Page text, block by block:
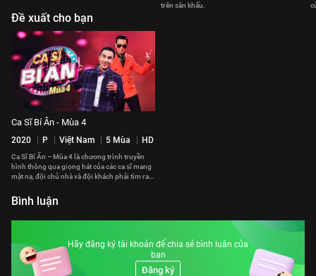
trên sân khấu.
Đề xuất cho bạn
Ca Sĩ Bí Ẩn - Mùa 4
2020 P Việt Nam 5 Mùa HD
Ca Sĩ Bí Ẩn – Mùa 4 là chương trình truyền
hình thông qua giọng hát của các ca sĩ mang
mặt nạ, đội chủ nhà và đội khách phải tìm ra
Bình luận
Hãy đăng ký tài khoản để chia sẻ bình luận của
bạn
Đăng ký